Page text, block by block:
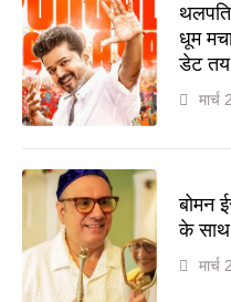
धूम
डेट तय
बोमन
के साथ